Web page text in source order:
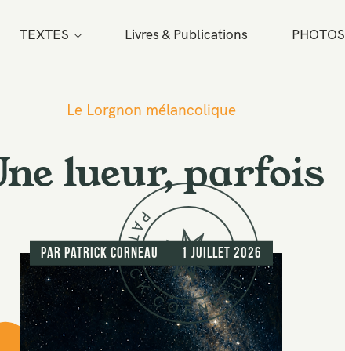
TEXTES Livres & Publications PHOTOS
Le Lorgnon mélancolique
lueur, parfois
par Patrick Corneau 1 juillet 2026
P
A
T
R
C
K
CORNEA
U